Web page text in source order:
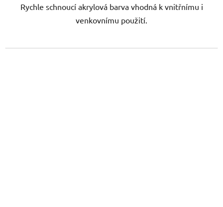
Rychle schnoucí akrylová barva vhodná k vnitřnímu i
venkovnímu použití.